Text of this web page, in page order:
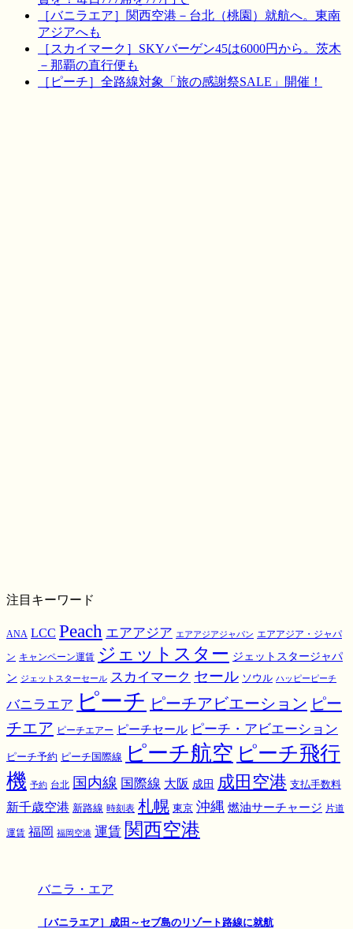
［バニラエア］関西空港－台北（桃園）就航へ。東南
アジアへも
［スカイマーク］SKYバーゲン45は6000円から。茨木
－那覇の直行便も
［ピーチ］全路線対象「旅の感謝祭SALE」開催！
注目キーワード
ANA LCC Peach エアアジア エアアジアジャパン エアアジア・ジャパ
ン キャンペーン運賃 ジェットスター ジェットスタージャパ
ン ジェットスターセール スカイマーク セール ソウル ハッピーピーチ
バニラエア ピーチ ピーチアビエーション ピー
チエア ピーチエアー ピーチセール ピーチ・アビエーション
ピーチ予約 ピーチ国際線 ピーチ航空 ピーチ飛行
機 予約 台北 国内線 国際線 大阪 成田 成田空港 支払手数料
新千歳空港 新路線 時刻表 札幌 東京 沖縄 燃油サーチャージ 片道
運賃 福岡 福岡空港 運賃 関西空港
バニラ・エア
［バニラエア］成田～セブ島のリゾート路線に就航